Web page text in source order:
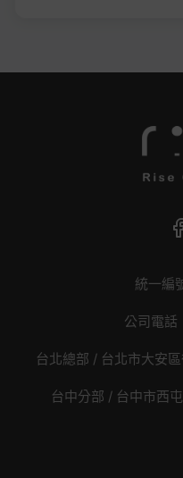
統一編
公司電
台北總部 / 台北市大安
台中分部 / 台中市西